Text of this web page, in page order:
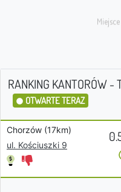
RANKING KANTORÓW -
OTWARTE TERAZ
Chorzów (17km)
ul. Kościuszki 9